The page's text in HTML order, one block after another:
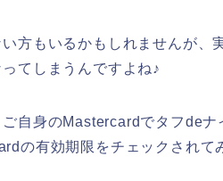
い方もいるかもしれませんが、
てしまうんですよね♪
自身のMastercardでタフdeナ
の有効期限をチェックされて